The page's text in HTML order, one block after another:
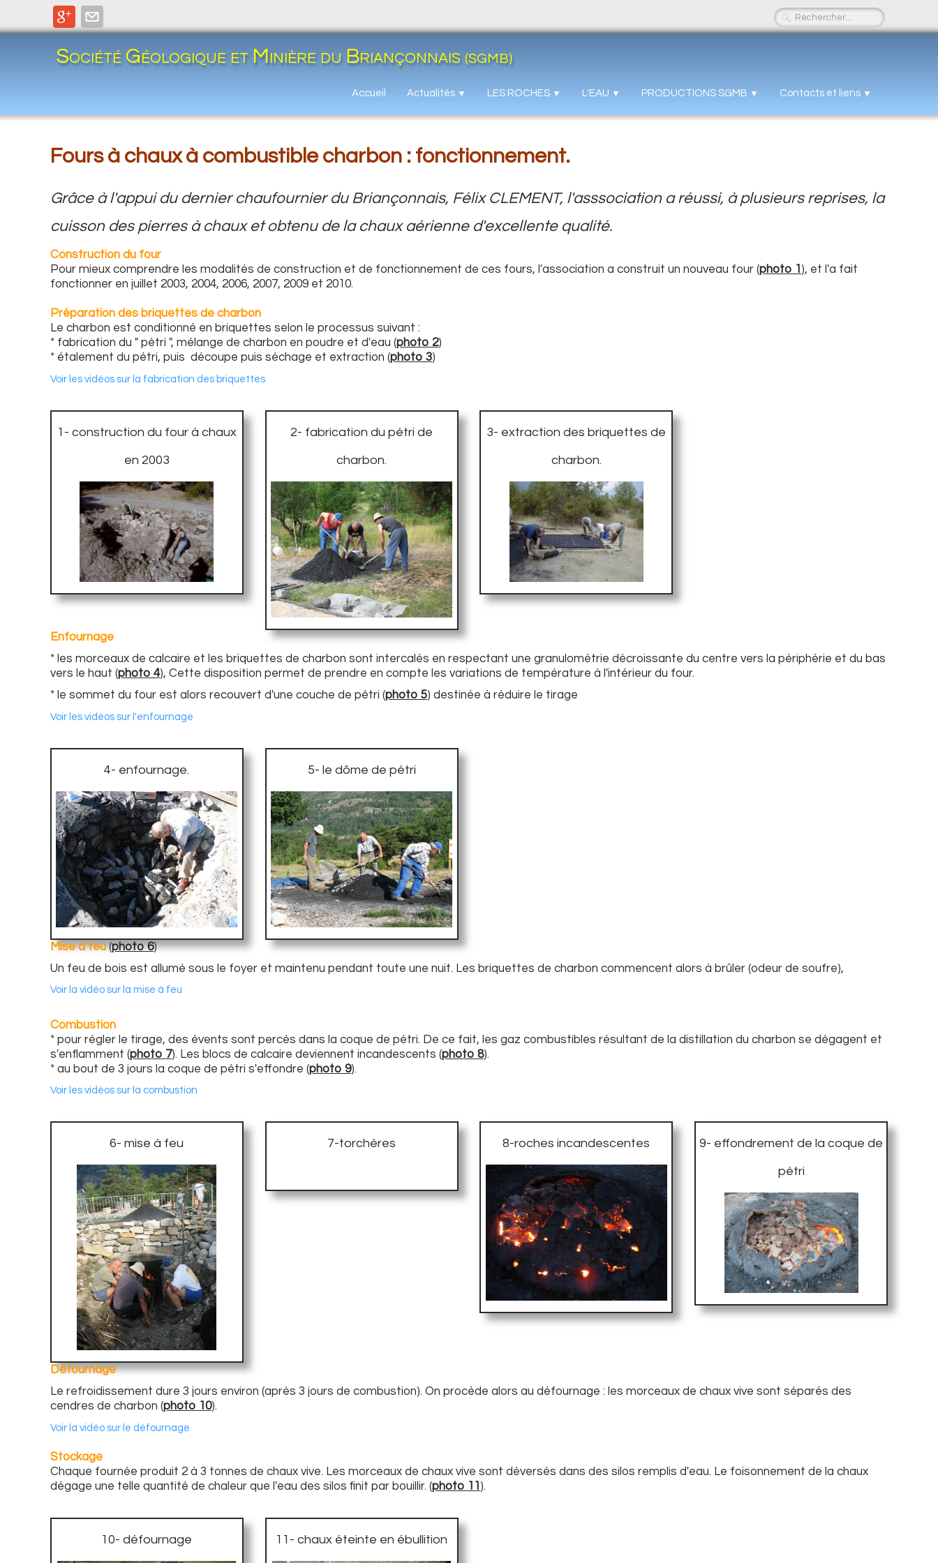
Société Géologique et Minière du Briançonnais (SGMB)
Accueil Actualités ▼ LES ROCHES ▼ L'EAU ▼ PRODUCTIONS SGMB ▼ Contacts et liens ▼
Fours à chaux à combustible charbon : fonctionnement.
Grâce à l'appui du dernier chaufournier du Briançonnais, Félix CLEMENT, l'asssociation a réussi, à plusieurs reprises, la
cuisson des pierres à chaux et obtenu de la chaux aérienne d'excellente qualité.
Construction du four
Pour mieux comprendre les modalités de construction et de fonctionnement de ces fours, l'association a construit un nouveau four (photo 1 ), et l'a fait
fonctionner en juillet 2003, 2004, 2006, 2007, 2009 et 2010.
Préparation des briquettes de charbon
Le charbon est conditionné en briquettes selon le processus suivant :
* fabrication du " pétri ", mélange de charbon en poudre et d'eau (photo 2)
* étalement du pétri, puis découpe puis séchage et extraction (photo 3)
Voir les vidéos sur la fabrication des briquettes
1- construction du four à chaux
en 2003
2- fabrication du pétri de
charbon.
3- extraction des briquettes de
charbon.
Enfournage
* les morceaux de calcaire et les briquettes de charbon sont intercalés en respectant une granulométrie décroissante du centre vers la périphérie et du bas
vers le haut (photo 4), Cette disposition permet de prendre en compte les variations de température à l'intérieur du four.
* le sommet du four est alors recouvert d'une couche de pétri (photo 5) destinée à réduire le tirage
Voir les vidéos sur l'enfournage
4- enfournage. 5- le dôme de pétri
Mise à feu(photo 6)
Un feu de bois est allumé sous le foyer et maintenu pendant toute une nuit. Les briquettes de charbon commencent alors à brûler (odeur de soufre),
Voir la vidéo sur la mise à feu
Combustion
* pour régler le tirage, des évents sont percés dans la coque de pétri. De ce fait, les gaz combustibles résultant de la distillation du charbon se dégagent et
s'enflamment (photo 7). Les blocs de calcaire deviennent incandescents (photo 8).
* au bout de 3 jours la coque de pétri s'effondre (photo 9).
Voir les vidéos sur la combustion
6- mise à feu 7-torchères 8-roches incandescentes 9- effondrement de la coque de
pétri
Défournage
Le refroidissement dure 3 jours environ (après 3 jours de combustion). On procède alors au défournage : les morceaux de chaux vive sont séparés des
cendres de charbon (photo 10).
Voir la vidéo sur le défournage
Stockage
Chaque fournée produit 2 à 3 tonnes de chaux vive. Les morceaux de chaux vive sont déversés dans des silos remplis d'eau. Le foisonnement de la chaux
dégage une telle quantité de chaleur que l'eau des silos finit par bouillir. (photo 11 ).
10- défournage 11- chaux éteinte en ébullition